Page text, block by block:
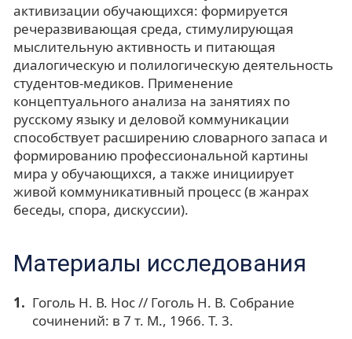
активизации обучающихся: формируется
речеразвивающая среда, стимулирующая
мыслительную активность и питающая
диалогическую и полилогическую деятельность
студентов-медиков. Применение
концептуального анализа на занятиях по
русскому языку и деловой коммуникации
способствует расширению словарного запаса и
формированию профессиональной картины
мира у обучающихся, а также инициирует
живой коммуникативный процесс (в жанрах
беседы, спора, дискуссии).
Материалы исследования
Гоголь Н. В. Нос // Гоголь Н. В. Собрание
сочинений: в 7 т. М., 1966. Т. 3.